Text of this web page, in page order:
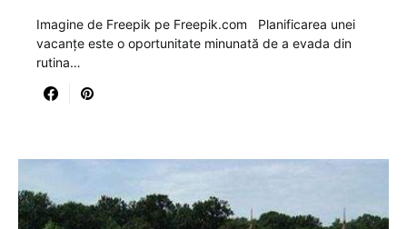
Imagine de Freepik pe Freepik.com Planificarea unei
vacanțe este o oportunitate minunată de a evada din
rutina…